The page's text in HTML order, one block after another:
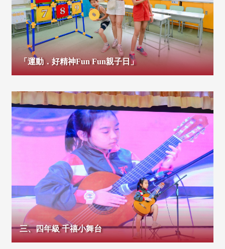
「運動．好精神Fun Fun親子日」
三、四年級 千禧小舞台